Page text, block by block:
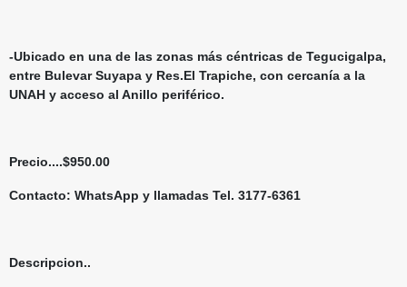
-Ubicado en una de las zonas más céntricas de Tegucigalpa,
entre Bulevar Suyapa y Res.El Trapiche, con cercanía a la
UNAH y acceso al Anillo periférico.
Precio....$950.00
Contacto: WhatsApp y llamadas Tel. 3177-6361
Descripcion..